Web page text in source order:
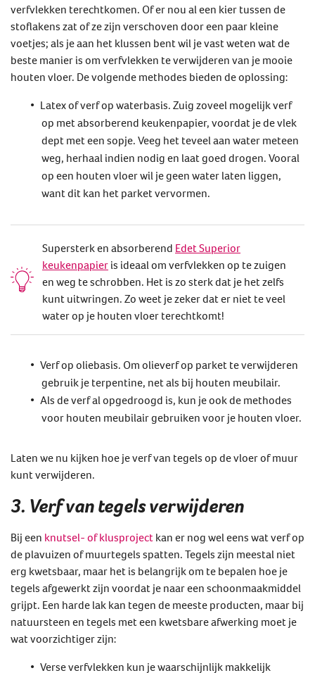
verfvlekken terechtkomen. Of er nou al een kier tussen de
stoflakens zat of ze zijn verschoven door een paar kleine
voetjes; als je aan het klussen bent wil je vast weten wat de
beste manier is om verfvlekken te verwijderen van je mooie
houten vloer. De volgende methodes bieden de oplossing:
Latex of verf op waterbasis. Zuig zoveel mogelijk verf
op met absorberend keukenpapier, voordat je de vlek
dept met een sopje. Veeg het teveel aan water meteen
weg, herhaal indien nodig en laat goed drogen. Vooral
op een houten vloer wil je geen water laten liggen,
want dit kan het parket vervormen.
Supersterk en absorberend Edet Superior
keukenpapier is ideaal om verfvlekken op te zuigen
en weg te schrobben. Het is zo sterk dat je het zelfs
kunt uitwringen. Zo weet je zeker dat er niet te veel
water op je houten vloer terechtkomt!
Verf op oliebasis. Om olieverf op parket te verwijderen
gebruik je terpentine, net als bij houten meubilair.
Als de verf al opgedroogd is, kun je ook de methodes
voor houten meubilair gebruiken voor je houten vloer.
Laten we nu kijken hoe je verf van tegels op de vloer of muur
kunt verwijderen.
3. Verf van tegels verwijderen
Bij een knutsel- of klusproject kan er nog wel eens wat verf op
de plavuizen of muurtegels spatten. Tegels zijn meestal niet
erg kwetsbaar, maar het is belangrijk om te bepalen hoe je
tegels afgewerkt zijn voordat je naar een schoonmaakmiddel
grijpt. Een harde lak kan tegen de meeste producten, maar bij
natuursteen en tegels met een kwetsbare afwerking moet je
wat voorzichtiger zijn:
Verse verfvlekken kun je waarschijnlijk makkelijk